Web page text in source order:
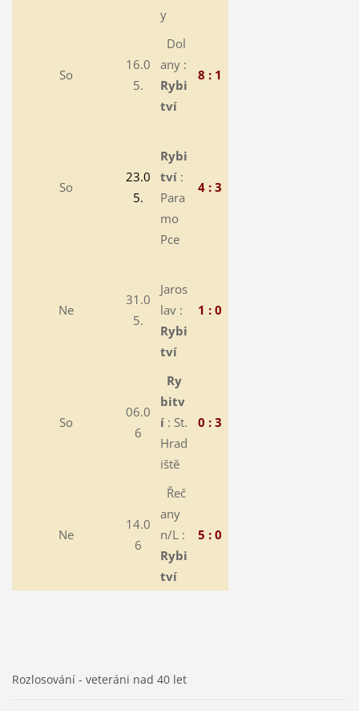
y
So
16.0
5.
Dol
any :
Rybi
tví
8 : 1
So
23.0
5.
Rybi
tví:
Para
mo
Pce
4 : 3
Ne
31.0
5.
Jaros
lav :
Rybi
tví
1 : 0
So
06.0
6
Ry
bitv
í: St.
Hrad
iště
0 : 3
Ne
14.0
6
Řeč
any
n/L :
Rybi
tví
5 : 0
Rozlosování - veteráni nad 40 let